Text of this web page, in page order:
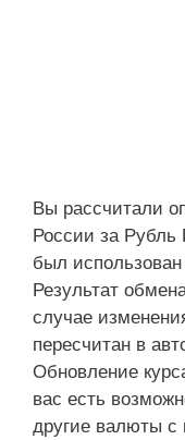
Вы рассчитали
России за
был
Результат
случае
пересчитан в
Обновление
вас есть
другие валюты